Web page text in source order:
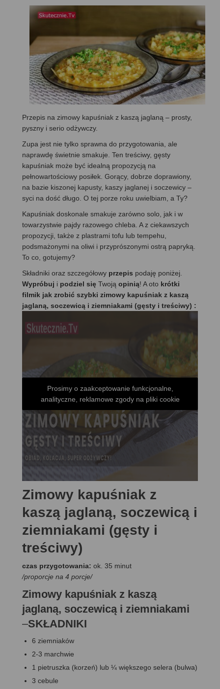
Przepis na zimowy kapuśniak z kaszą jaglaną – prosty,
pyszny i serio odżywczy.
Zupa jest nie tylko sprawna do przygotowania, ale
naprawdę świetnie smakuje. Ten treściwy, gęsty
kapuśniak może być idealną propozycją na
pełnowartościowy posiłek. Gorący, dobrze doprawiony,
na bazie kiszonej kapusty, kaszy jaglanej i soczewicy –
syci na dość długo. O tej porze roku uwielbiam, a Ty?
Kapuśniak doskonale smakuje zarówno solo, jak i w
towarzystwie pajdy razowego chleba. A z ciekawszych
propozycji, także z plastrami tofu lub tempehu,
podsmażonymi na oliwi i przyprószonymi ostrą papryką.
To co, gotujemy?
Składniki oraz szczegółowy przepis podaję poniżej.
Wypróbuj i podziel się Twoją opinią! A oto krótki
filmik jak zrobić szybki zimowy kapuśniak z kaszą
jaglaną, soczewicą i ziemniakami (gęsty i treściwy) :
Prosimy o zaakceptowanie funkcjonalne,
analityczne, reklamowe zgody na pliki cookie
Zimowy kapuśniak z
kaszą jaglaną, soczewicą i
ziemniakami (gęsty i
treściwy)
czas przygotowania: ok. 35 minut
/proporcje na 4 porcje/
Zimowy kapuśniak z kaszą
jaglaną, soczewicą i ziemniakami
–SKŁADNIKI
6 ziemniaków
2-3 marchwie
1 pietruszka (korzeń) lub ¼ większego selera (bulwa)
3 cebule